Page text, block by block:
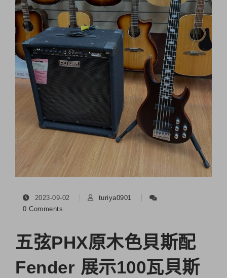
2023-09-02
turiya0901
0 Comments
五弦PHX原木色貝斯配
Fender 展示100瓦貝斯